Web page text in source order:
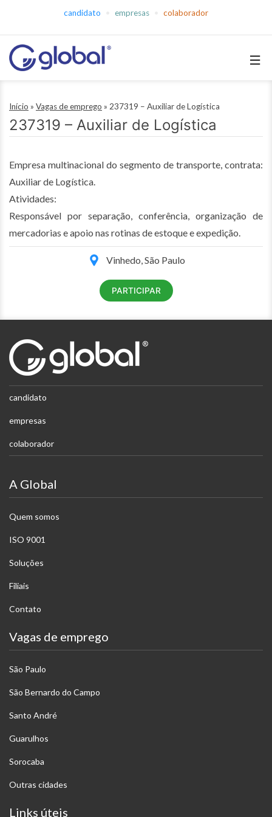
conteúdo
candidato empresas colaborador
Empregos
Início » Vagas de emprego » 237319 – Auxiliar de Logística
237319 – Auxiliar de Logística
Empresa multinacional do segmento de transporte, contrata:
Auxiliar de Logística.
Atividades:
Responsável por separação, conferência, organização de
mercadorias e apoio nas rotinas de estoque e expedição.
Vinhedo, São Paulo
PARTICIPAR
candidato
empresas
colaborador
A Global
Quem somos
ISO 9001
Soluções
Filiais
Contato
Vagas de emprego
São Paulo
São Bernardo do Campo
Santo André
Guarulhos
Sorocaba
Outras cidades
Links úteis